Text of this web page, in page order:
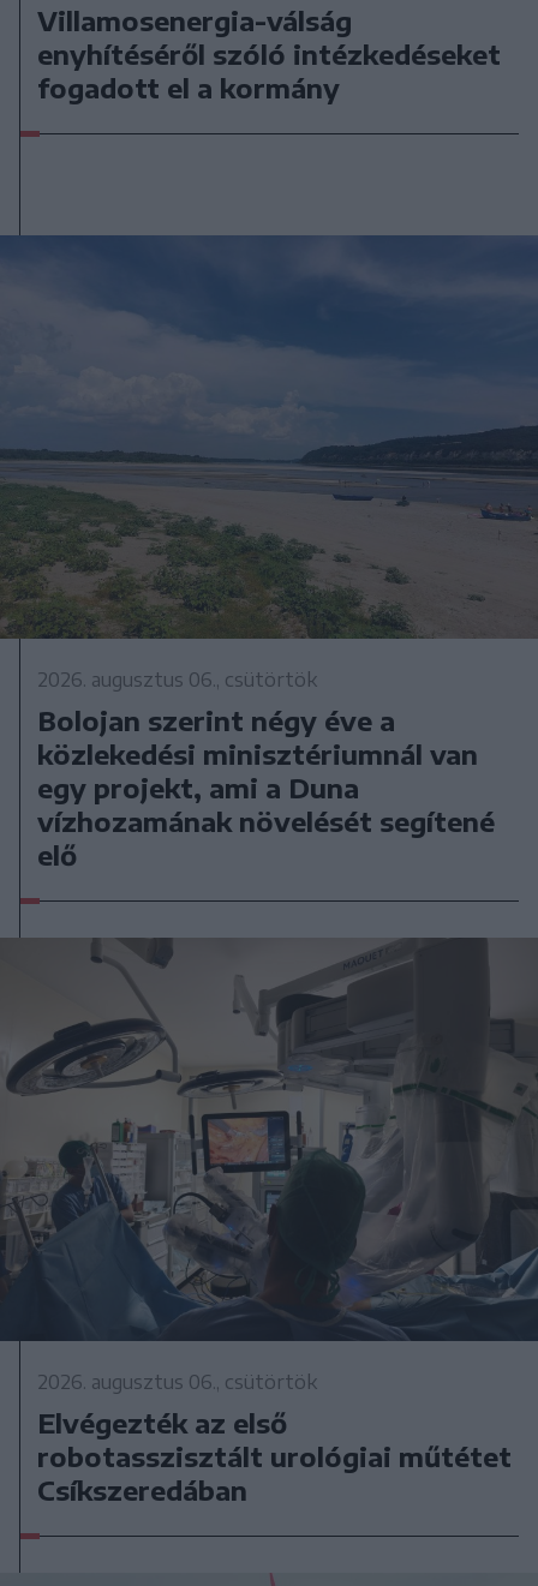
Villamosenergia-válság
enyhítéséről szóló intézkedéseket
fogadott el a kormány
2026. augusztus 06., csütörtök
Bolojan szerint négy éve a
közlekedési minisztériumnál van
egy projekt, ami a Duna
vízhozamának növelését segítené
elő
2026. augusztus 06., csütörtök
Elvégezték az első
robotasszisztált urológiai műtétet
Csíkszeredában